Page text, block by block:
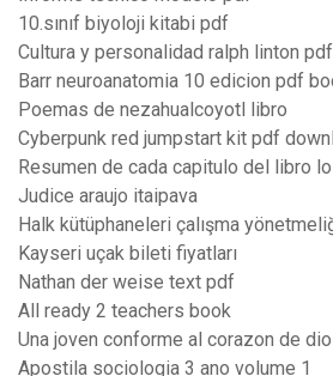
10.sınıf biyoloji kitabi pdf
Cultura y personalidad ralph linton
Barr neuroanatomia 10 edicion pdf
Poemas de nezahualcoyotl libro
Cyberpunk red jumpstart kit pdf
Resumen de cada capitulo del libro
Judice araujo itaipava
Halk kütüphaneleri çalışma
Kayseri uçak bileti fiyatları
Nathan der weise text pdf
All ready 2 teachers book
Una joven conforme al corazon de
Apostila sociologia 3 ano volume 1